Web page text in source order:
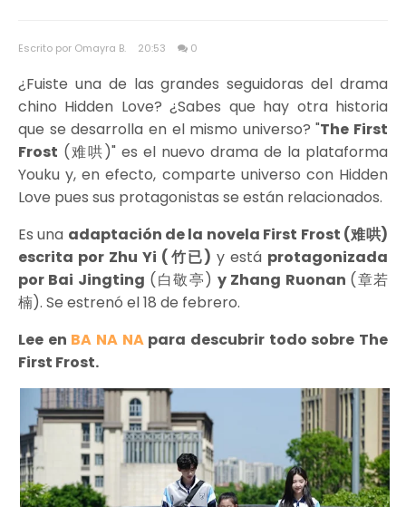
Escrito por Omayra B. 20:53 0
¿Fuiste una de las grandes seguidoras del drama
chino Hidden Love? ¿Sabes que hay otra historia
que se desarrolla en el mismo universo? "The First
Frost (难哄)" es el nuevo drama de la plataforma
Youku y, en efecto, comparte universo con Hidden
Love pues sus protagonistas se están relacionados.
Es una adaptación de la novela First Frost (难哄)
escrita por Zhu Yi (竹已) y está protagonizada
por Bai Jingting (白敬亭) y Zhang Ruonan (章若
楠). Se estrenó el 18 de febrero.
Lee en BA NA NApara descubrir todo sobre The
First Frost.